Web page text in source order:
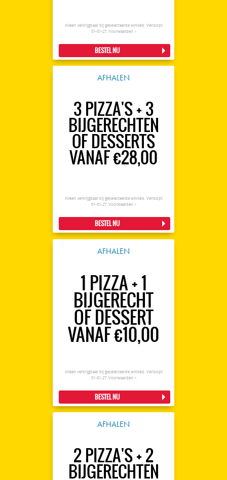
Alleen verkrijgbaar bij geselecteerde winkels. Verloopt
01-01-27. Voorwaarden >
BESTEL NU
AFHALEN
3 PIZZA'S + 3
BIJGERECHTEN
OF DESSERTS
VANAF €28,00
Alleen verkrijgbaar bij geselecteerde winkels. Verloopt
01-01-27. Voorwaarden >
BESTEL NU
AFHALEN
1 PIZZA + 1
BIJGERECHT
OF DESSERT
VANAF €10,00
Alleen verkrijgbaar bij geselecteerde winkels. Verloopt
01-01-27. Voorwaarden >
BESTEL NU
AFHALEN
2 PIZZA'S + 2
BIJGERECHTEN